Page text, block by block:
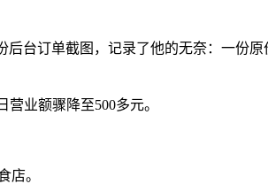
台订单截图，记录了他的无奈：一份原
业额骤降至500多元。
店。